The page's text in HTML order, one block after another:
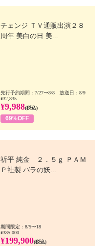
チェンジ ＴＶ通販出演２８
周年 美白の日 美...
先行予約期間：7/27〜8/8 放送日：8/9
¥32,835
¥9,988(税込)
69%OFF
祈平 純金 ２．５ｇ ＰＡＭ
Ｐ社製 バラの妖...
期間限定：8/5〜18
¥385,000
¥199,900(税込)